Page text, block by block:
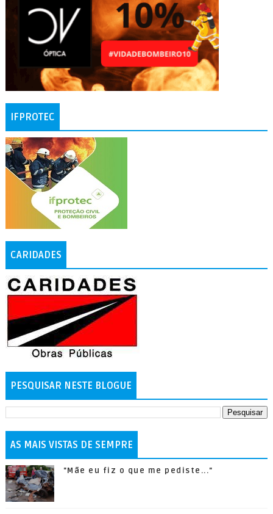
IFPROTEC
CARIDADES
PESQUISAR NESTE BLOGUE
AS MAIS VISTAS DE SEMPRE
"Mãe eu fiz o que me pediste..."